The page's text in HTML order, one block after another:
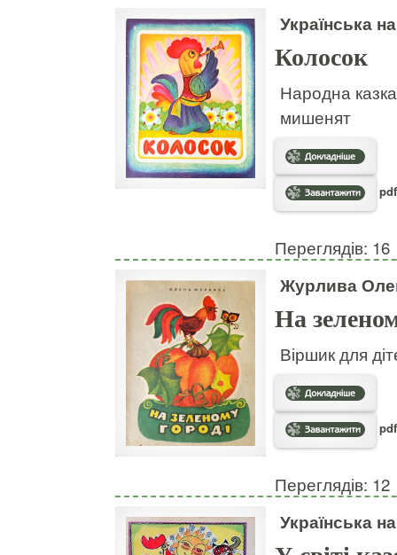
Українська
Колосок
Народна
мишенят
Переглядів: 16
Журлива
На
Віршик для
Переглядів: 12
Українська